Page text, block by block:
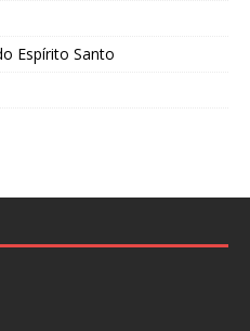
Espírito Santo